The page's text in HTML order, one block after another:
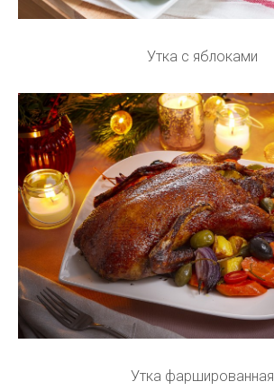
Утка с яблоками
Утка фаршированная